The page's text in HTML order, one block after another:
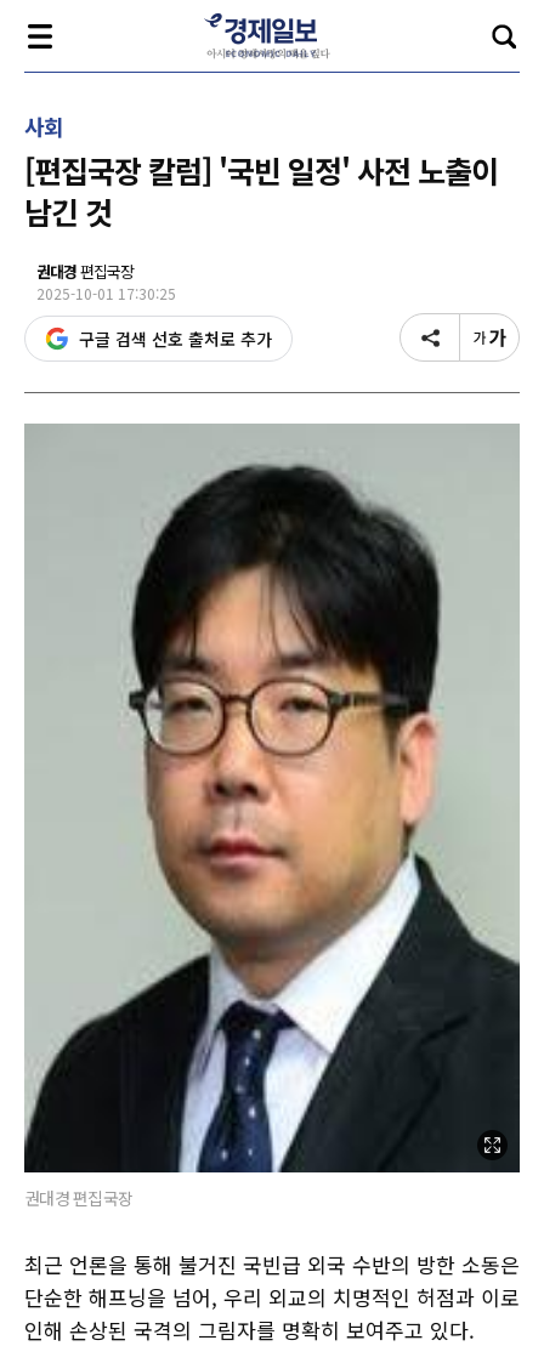
사회
[편집국장 칼럼] '국빈 일정' 사전 노출이
남긴 것
권대경편집국장
2025-10-01 17:30:25
구글 검색 선호 출처로 추가
권대경 편집국장
최근 언론을 통해 불거진 국빈급 외국 수반의 방한 소동은
단순한 해프닝을 넘어, 우리 외교의 치명적인 허점과 이로
인해 손상된 국격의 그림자를 명확히 보여주고 있다.